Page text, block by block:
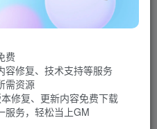
费
容修复、技术支持等服务
需资源
修复、更新内容免费下载
服务，轻松当上GM